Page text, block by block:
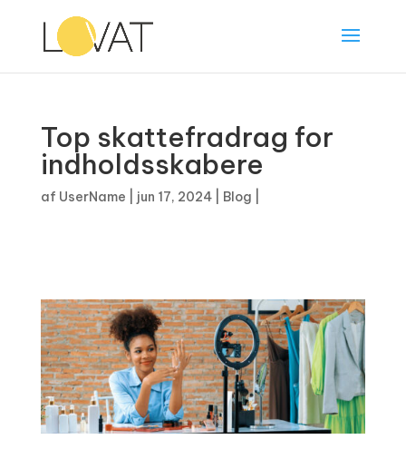
Top skattefradrag for
indholdsskabere
af UserName jun 17, 2024| Blog